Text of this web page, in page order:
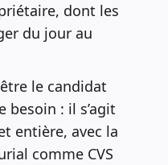
dont les
du jour au
le candidat
besoin : il s’agit
entière, avec la
comme CVS